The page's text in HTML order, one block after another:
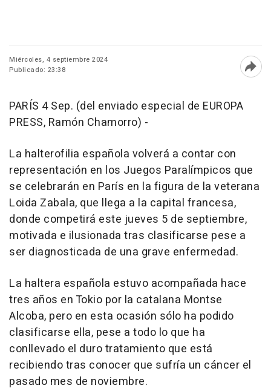
Miércoles, 4 septiembre 2024
Publicado: 23:38
PARÍS 4 Sep. (del enviado especial de EUROPA
PRESS, Ramón Chamorro) -
La halterofilia española volverá a contar con
representación en los Juegos Paralímpicos que
se celebrarán en París en la figura de la veterana
Loida Zabala, que llega a la capital francesa,
donde competirá este jueves 5 de septiembre,
motivada e ilusionada tras clasificarse pese a
ser diagnosticada de una grave enfermedad.
La haltera española estuvo acompañada hace
tres años en Tokio por la catalana Montse
Alcoba, pero en esta ocasión sólo ha podido
clasificarse ella, pese a todo lo que ha
conllevado el duro tratamiento que está
recibiendo tras conocer que sufría un cáncer el
pasado mes de noviembre.